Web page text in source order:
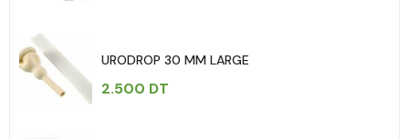
URODROP 30 MM LARGE
2.500 DT